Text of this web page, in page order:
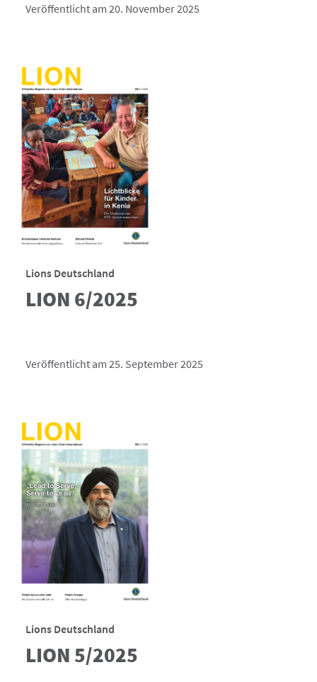
Veröffentlicht am 20. November 2025
Lions Deutschland
LION 6/2025
Veröffentlicht am 25. September 2025
Lions Deutschland
LION 5/2025